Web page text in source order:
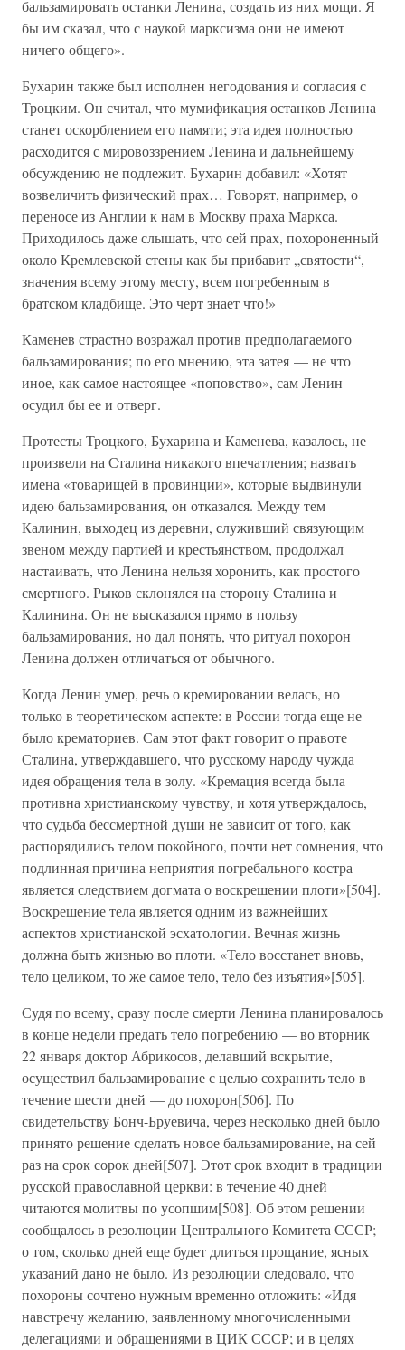
бальзамировать останки Ленина, создать из них мощи. Я
бы им сказал, что с наукой марксизма они не имеют
ничего общего».
Бухарин также был исполнен негодования и согласия с
Троцким. Он считал, что мумификация останков Ленина
станет оскорблением его памяти; эта идея полностью
расходится с мировоззрением Ленина и дальнейшему
обсуждению не подлежит. Бухарин добавил: «Хотят
возвеличить физический прах… Говорят, например, о
переносе из Англии к нам в Москву праха Маркса.
Приходилось даже слышать, что сей прах, похороненный
около Кремлевской стены как бы прибавит „святости“,
значения всему этому месту, всем погребенным в
братском кладбище. Это черт знает что!»
Каменев страстно возражал против предполагаемого
бальзамирования; по его мнению, эта затея — не что
иное, как самое настоящее «поповство», сам Ленин
осудил бы ее и отверг.
Протесты Троцкого, Бухарина и Каменева, казалось, не
произвели на Сталина никакого впечатления; назвать
имена «товарищей в провинции», которые выдвинули
идею бальзамирования, он отказался. Между тем
Калинин, выходец из деревни, служивший связующим
звеном между партией и крестьянством, продолжал
настаивать, что Ленина нельзя хоронить, как простого
смертного. Рыков склонялся на сторону Сталина и
Калинина. Он не высказался прямо в пользу
бальзамирования, но дал понять, что ритуал похорон
Ленина должен отличаться от обычного.
Когда Ленин умер, речь о кремировании велась, но
только в теоретическом аспекте: в России тогда еще не
было крематориев. Сам этот факт говорит о правоте
Сталина, утверждавшего, что русскому народу чужда
идея обращения тела в золу. «Кремация всегда была
противна христианскому чувству, и хотя утверждалось,
что судьба бессмертной души не зависит от того, как
распорядились телом покойного, почти нет сомнения, что
подлинная причина неприятия погребального костра
является следствием догмата о воскрешении плоти»[504].
Воскрешение тела является одним из важнейших
аспектов христианской эсхатологии. Вечная жизнь
должна быть жизнью во плоти. «Тело восстанет вновь,
тело целиком, то же самое тело, тело без изъятия»[505].
Судя по всему, сразу после смерти Ленина планировалось
в конце недели предать тело погребению — во вторник
22 января доктор Абрикосов, делавший вскрытие,
осуществил бальзамирование с целью сохранить тело в
течение шести дней — до похорон[506]. По
свидетельству Бонч-Бруевича, через несколько дней было
принято решение сделать новое бальзамирование, на сей
раз на срок сорок дней[507]. Этот срок входит в традиции
русской православной церкви: в течение 40 дней
читаются молитвы по усопшим[508]. Об этом решении
сообщалось в резолюции Центрального Комитета СССР;
о том, сколько дней еще будет длиться прощание, ясных
указаний дано не было. Из резолюции следовало, что
похороны сочтено нужным временно отложить: «Идя
навстречу желанию, заявленному многочисленными
делегациями и обращениями в ЦИК СССР; и в целях